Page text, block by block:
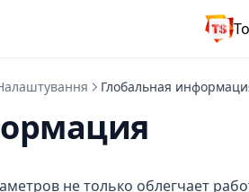
Глобальная
не только облегчает